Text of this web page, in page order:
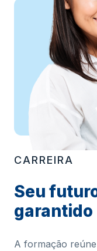
CARREIRA
Seu
garantido
A formação